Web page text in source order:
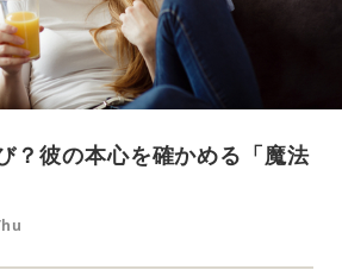
？彼の本心を確かめる「魔法